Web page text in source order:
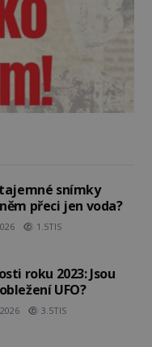
snímky
přeci jen voda?
1.5TIS
roku 2023: Jsou
UFO?
3.5TIS